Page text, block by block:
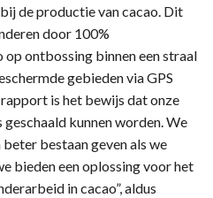
de productie van cacao. Dit
door 100%
ontbossing binnen een straal
gebieden via GPS
is het bewijs dat onze
kunnen worden. We
bestaan geven als we
bieden een oplossing voor het
in cacao”, aldus